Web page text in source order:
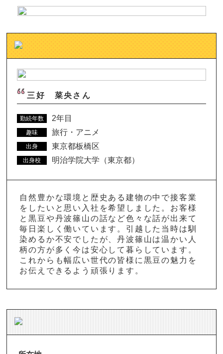
三好 菜央さん
勤続年数 2年目
趣味 旅行・アニメ
出身 東京都板橋区
出身校 明治学院大学（東京都）
自然豊かな環境と歴史ある建物の中で接客業
をしたいと思い入社を希望しました。お客様
と黒豆や丹波篠山の話など色々な話が出来て
毎日楽しく働いています。引越した当時は馴
染めるか不安でしたが、丹波篠山は温かい人
柄の方が多く今は安心して暮らしています。
これからも幅広い世代の皆様に黒豆の魅力を
お伝えできるよう頑張ります。